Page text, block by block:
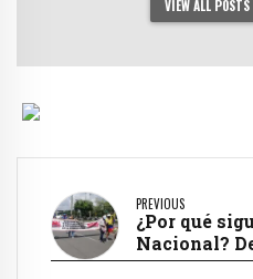
VIEW ALL POSTS
PREVIOUS
¿Por qué
Nacional?